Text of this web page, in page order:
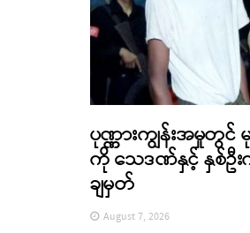
ပုဏ္ဏားကျွန်းအမှုတွ
ကို သေဒဏ်နှင့် နှစ်ဦ
ချမှတ်
August 7, 2026